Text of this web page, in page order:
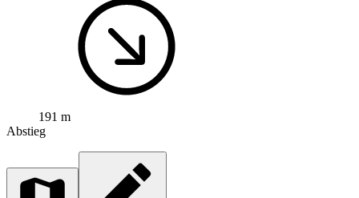
191 m
Abstieg